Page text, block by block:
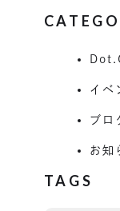
イベ
ブロ
お知
TAGS